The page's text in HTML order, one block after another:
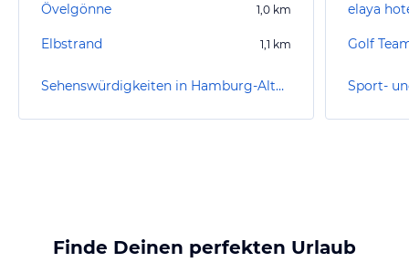
Övelgönne 1,0 km
Elbstrand 1,1 km
Sehenswürdigkeiten in Hamburg-Altona
Golf
Finde Deinen perfekten Urlaub